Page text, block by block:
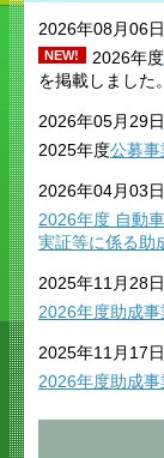
2026年08月06日
NEW! 2026年度
を掲載しました。
2026年05月29日
2025年度公募事
2026年04月03日
2026年度 自動
実証等に係る助
2025年11月28日
2026年度助成
2025年11月17日
2026年度助成